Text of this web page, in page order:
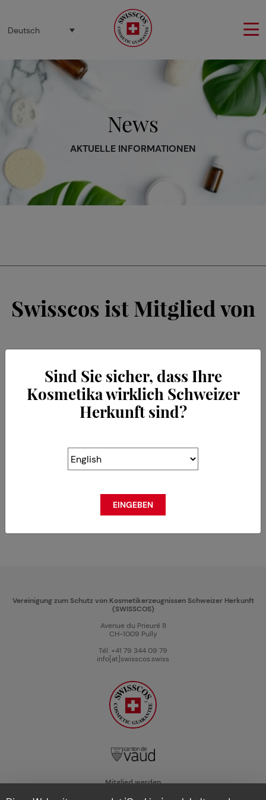
Deutsch
News
AKTUELLE INFORMATIONEN
Swisscos ist Mitglied von
Vereinigung zum Schutz von Kosmetikerzeugnissen Schweizer Herkunft
(SWISSCOS)
Avenue du Prieuré 8
CH-1009 Pully
Tél. +41 79 344 09 79
info[at]swisscos.swiss
Mitglied werden
Sind Sie sicher, dass Ihre
Kosmetika wirklich Schweizer
Herkunft sind?
EINGEBEN